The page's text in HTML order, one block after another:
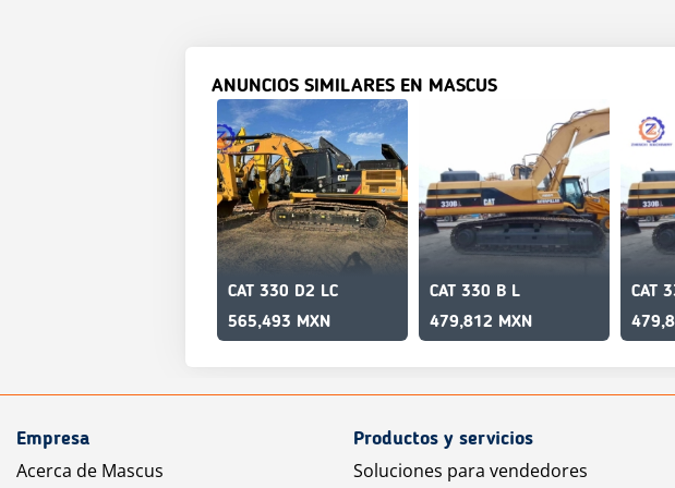
ANUNCIOS SIMILARES EN MASCUS
CAT 330 D2 LC
565,493 MXN
CAT 330 B L
479,812 MXN
CAT
Empresa
Acerca de Mascus
Productos y servicios
Soluciones para vendedores